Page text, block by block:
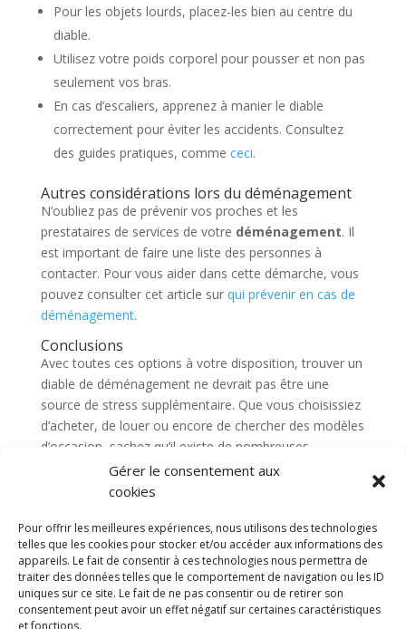
Gérer le consentement aux
cookies
Pour offrir les meilleures expériences, nous utilisons des technologies
telles que les cookies pour stocker et/ou accéder aux informations des
appareils. Le fait de consentir à ces technologies nous permettra de
traiter des données telles que le comportement de navigation ou les ID
uniques sur ce site. Le fait de ne pas consentir ou de retirer son
consentement peut avoir un effet négatif sur certaines caractéristiques
et fonctions.
Pour les objets lourds, placez-les bien au centre du
diable.
Utilisez votre poids corporel pour pousser et non pas
seulement vos bras.
En cas d’escaliers, apprenez à manier le diable
correctement pour éviter les accidents. Consultez
des guides pratiques, comme ceci.
Autres considérations lors du déménagement
N’oubliez pas de prévenir vos proches et les
prestataires de services de votre déménagement. Il
est important de faire une liste des personnes à
contacter. Pour vous aider dans cette démarche, vous
pouvez consulter cet article sur qui prévenir en cas de
déménagement.
Conclusions
Avec toutes ces options à votre disposition, trouver un
diable de déménagement ne devrait pas être une
source de stress supplémentaire. Que vous choisissiez
d’acheter, de louer ou encore de chercher des modèles
d’occasion, sachez qu’il existe de nombreuses
ressources pour vous aider.
Diable electrique CGV
Mentions légales
Politique de confidentialité et protection des
données
Paiement sécurisé